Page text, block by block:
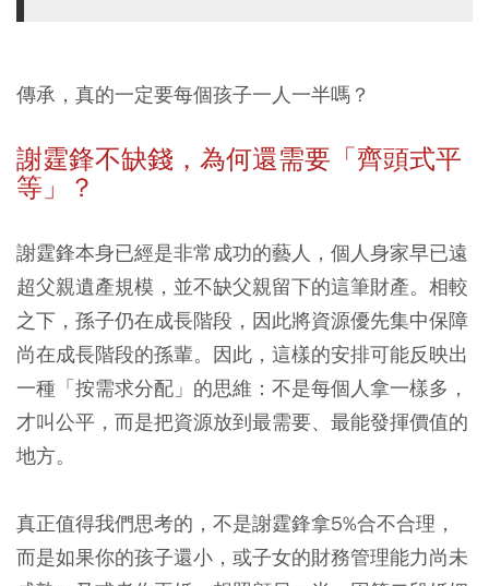
傳承，真的一定要每個孩子一人一半嗎？
謝霆鋒不缺錢，為何還需要「齊頭式平
等」？
謝霆鋒本身已經是非常成功的藝人，個人身家早已遠
超父親遺產規模，並不缺父親留下的這筆財產。相較
之下，孫子仍在成長階段，因此將資源優先集中保障
尚在成長階段的孫輩。因此，這樣的安排可能反映出
一種「按需求分配」的思維：不是每個人拿一樣多，
才叫公平，而是把資源放到最需要、最能發揮價值的
地方。
真正值得我們思考的，不是謝霆鋒拿5%合不合理，
而是如果你的孩子還小，或子女的財務管理能力尚未